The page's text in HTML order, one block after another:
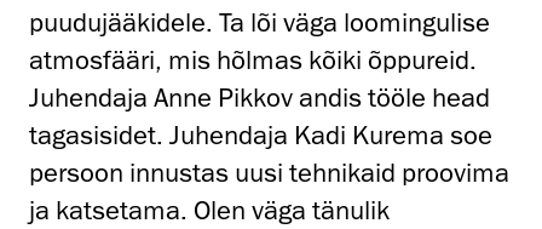
puudujääkidele. Ta lõi väga loomingulise
atmosfääri, mis hõlmas kõiki õppureid.
Juhendaja Anne Pikkov andis tööle head
tagasisidet. Juhendaja Kadi Kurema soe
persoon innustas uusi tehnikaid proovima
ja katsetama. Olen väga tänulik